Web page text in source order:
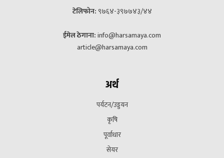
टेलिफोन: ९७६४-३९७७४३/४४
ईमेल ठेगाना:info@harsamaya.com
article@harsamaya.com
अर्थ
पर्यटन/उड्डयन
कृषि
पूर्वाधार
सेयर